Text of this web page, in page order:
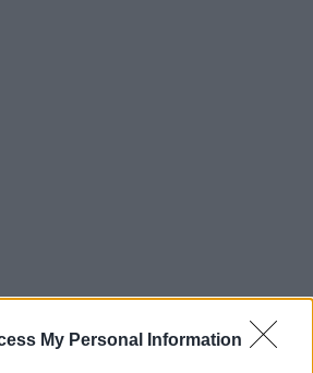
My Personal Information
su minkštais užtiesalais –
artumą skatinančią atmosferą.